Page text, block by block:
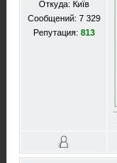
Откуда: Київ
Сообщений: 7 329
Репутация: 813